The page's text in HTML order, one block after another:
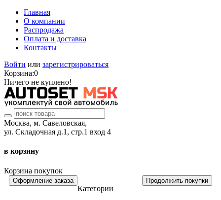
Главная
О компании
Распродажа
Оплата и доставка
Контакты
Войти или зарегистрироваться
Корзина:0
Ничего не куплено!
Москва, м. Савеловская,
ул. Складочная д.1, стр.1 вход 4
в корзину
Корзина покупок
Оформление заказа Продолжить покупки
Категории